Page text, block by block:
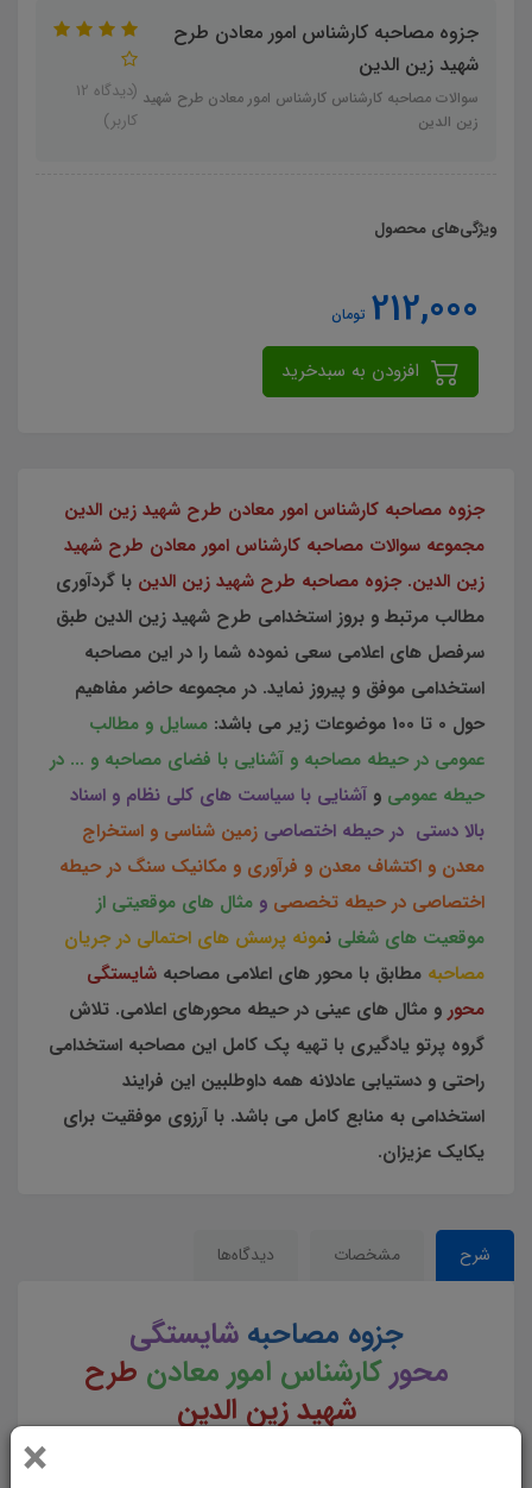
×
جزوه مصاحبه كارشناس امور معادن طرح
شهید زین الدین
سوالات مصاحبه كارشناس كارشناس امور معادن طرح شهید
زین الدین
(دیدگاه 12
کاربر)
ویژگی‌های محصول
212,000 تومان
جزوه مصاحبه کارشناس امور معادن طرح شهید زین الدین
مجموعه سوالات مصاحبه کارشناس امور معادن طرح شهید
زین الدین. جزوه مصاحبه طرح شهید زین الدین با گردآوری
مطالب مرتبط و بروز استخدامی طرح شهید زین الدین طبق
سرفصل های اعلامی سعی نموده شما را در این مصاحبه
استخدامی موفق و پیروز نماید. در مجموعه حاضر مفاهیم
حول 0 تا 100 موضوعات زیر می باشد
: مسایل و مطالب
عمومی در حیطه مصاحبه و آشنایی با فضای مصاحبه و ... در
حیطه عمومی و آشنايی با سياست های كلی نظام و اسناد
بالا دستی در حیطه اختصاصی زمين شناسی و استخراج
معدن و اکتشاف معدن و فرآوری و مکانیک سنگ در حیطه
اختصاصی در حیطه تخصصی و مثال های موقعیتی از
موقعیت های شغلی نمونه پرسش های احتمالی در جریان
مصاحبه مطابق با محور های اعلامی مصاحبه شایستگی
محور و مثال های عینی در حیطه محورهای اعلامی. تلاش
گروه پرتو یادگیری با تهیه پک کامل این مصاحبه استخدامی
راحتی و دستیابی عادلانه همه داوطلبین این فرایند
استخدامی به منابع کامل می باشد. با آرزوی موفقیت برای
یکایک عزیزان.
شرح مشخصات دیدگاه‌ها
جزوه مصاحبهشایستگی
محوركارشناس امور معادن طرح
شهید زین الدین